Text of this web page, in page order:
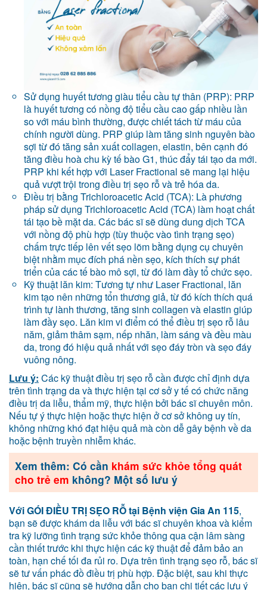
Sử dụng huyết tương giàu tiểu cầu tự thân (PRP): PRP
là huyết tương có nồng độ tiểu cầu cao gấp nhiều lần
so với máu bình thường, được chiết tách từ máu của
chính người dùng. PRP giúp làm tăng sinh nguyên bào
sợi từ đó tăng sản xuất collagen, elastin, bên cạnh đó
tăng điều hoà chu kỳ tế bào G1, thúc đẩy tái tạo da mới.
PRP khi kết hợp với Laser Fractional sẽ mang lại hiệu
quả vượt trội trong điều trị sẹo rỗ và trẻ hóa da.
Điều trị bằng Trichloroacetic Acid (TCA): Là phương
pháp sử dụng Trichloroacetic Acid (TCA) làm hoạt chất
tái tạo bề mặt da. Các bác sĩ sẽ dùng dung dịch TCA
với nồng độ phù hợp (tùy thuộc vào tình trạng sẹo)
chấm trực tiếp lên vết sẹo lõm bằng dụng cụ chuyên
biệt nhằm mục đích phá nền sẹo, kích thích sự phát
triển của các tế bào mô sợi, từ đó làm đầy tổ chức sẹo.
Kỹ thuật lăn kim: Tương tự như Laser Fractional, lăn
kim tạo nên những tổn thương giả, từ đó kích thích quá
trình tự lành thương, tăng sinh collagen và elastin giúp
làm đầy sẹo. Lăn kim vi điểm có thể điều trị sẹo rỗ lâu
năm, giảm thâm sạm, nếp nhăn, làm sáng và đều màu
da, trong đó hiệu quả nhất với sẹo đáy tròn và sẹo đáy
vuông nông.
Lưu ý: Các kỹ thuật điều trị sẹo rỗ cần được chỉ định dựa
trên tình trạng da và thực hiện tại cơ sở y tế có chức năng
điều trị da liễu, thẩm mỹ, thực hiện bởi bác sĩ chuyên môn.
Nếu tự ý thực hiện hoặc thực hiện ở cơ sở không uy tín,
không những khó đạt hiệu quả mà còn dễ gây bệnh về da
hoặc bệnh truyền nhiễm khác.
Xem thêm: Có cần khám sức khỏe tổng quát
cho trẻ em không? Một số lưu ý
Với GÓI ĐIỀU TRỊ SẸO RỖ tại Bệnh viện Gia An 115,
bạn sẽ được khám da liễu với bác sĩ chuyên khoa và kiểm
tra kỹ lưỡng tình trạng sức khỏe thông qua cận lâm sàng
cần thiết trước khi thực hiện các kỹ thuật để đảm bảo an
toàn, hạn chế tối đa rủi ro. Dựa trên tình trạng sẹo rỗ, bác sĩ
sẽ tư vấn phác đồ điều trị phù hợp. Đặc biệt, sau khi thực
hiện, bác sĩ cũng sẽ hướng dẫn cho bạn chi tiết các lưu ý